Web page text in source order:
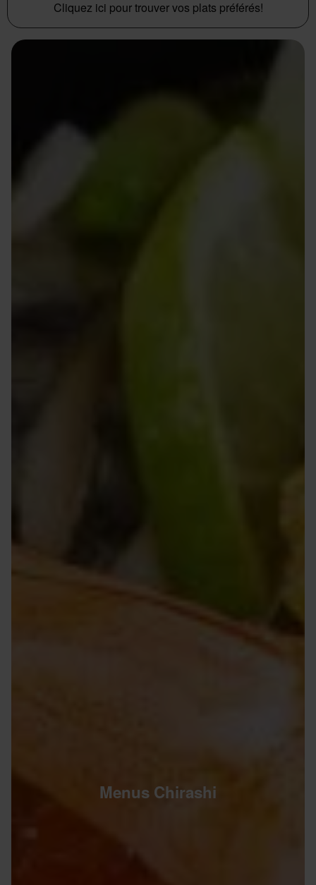
Cliquez ici pour trouver vos plats préférés!
Menus Chirashi